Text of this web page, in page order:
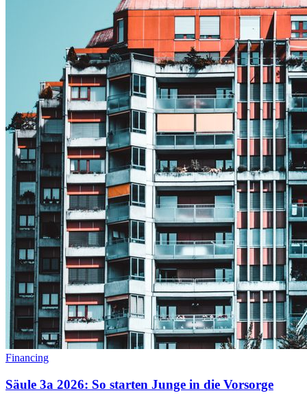
Financing
Säule 3a 2026: So starten Junge in die Vorsorge